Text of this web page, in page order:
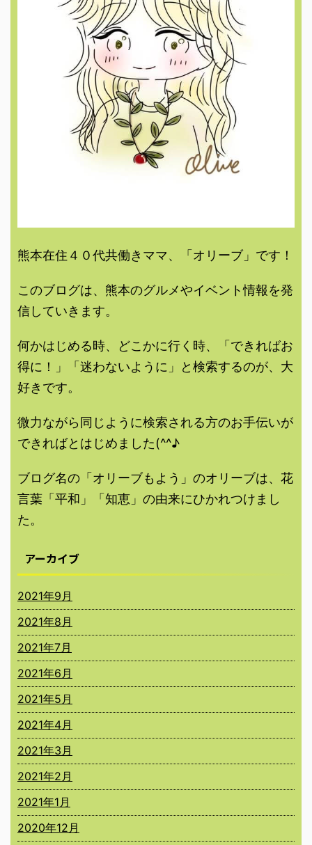
熊本在住４０代共働きママ、「オリーブ」です！
このブログは、熊本のグルメやイベント情報を発
信していきます。
何かはじめる時、どこかに行く時、「できればお
得に！」「迷わないように」と検索するのが、大
好きです。
微力ながら同じように検索される方のお手伝いが
できればとはじめました(^^♪
ブログ名の「オリーブもよう」のオリーブは、花
言葉「平和」「知恵」の由来にひかれつけまし
た。
アーカイブ
2021年9月
2021年8月
2021年7月
2021年6月
2021年5月
2021年4月
2021年3月
2021年2月
2021年1月
2020年12月